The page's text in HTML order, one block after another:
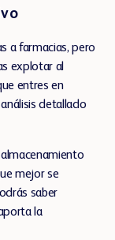
a farmacias, pero
explotar al
entres en
detallado
mejor se
saber
la